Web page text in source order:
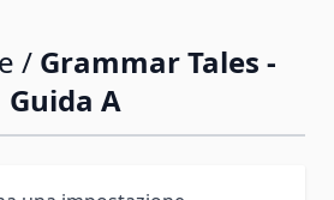
/ Grammar Tales -
Guida A